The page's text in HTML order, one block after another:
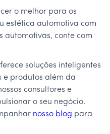
o melhor para os
estética automotiva com
automotivas, conte com
soluções inteligentes
e produtos além da
consultores e
o seu negócio.
nosso blog para